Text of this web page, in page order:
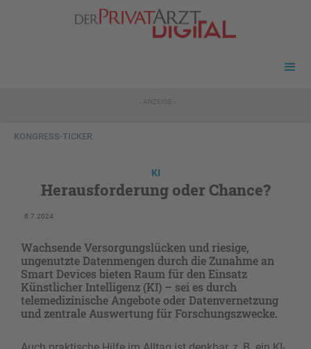
- ANZEIGE -
KONGRESS-TICKER
KI
Herausforderung oder Chance?
8.7.2024
Wachsende Versorgungslücken und riesige,
ungenutzte Datenmengen durch die Zunahme an
Smart ­Devices bieten Raum für den Einsatz
Künstlicher ­Intelligenz (KI) – sei es durch
telemedizinische An­gebote oder Datenvernetzung
und zentrale Auswertung für Forschungszwecke.